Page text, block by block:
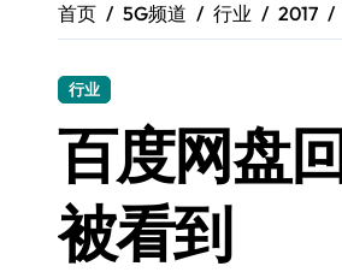
Galaxy Z Flip6：
S25 Ultra颜值封
首页 5G频道 行业 2017
行业
百度网盘
被看到